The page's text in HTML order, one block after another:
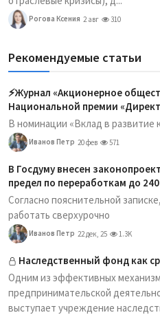
Рогова Ксения 2 авг 310
Рекомендуемые статьи
⚡️Журнал «Акционерное
Национальной премии
В номинации «Вклад в развитие
Иванов Петр 20 фев 571
В Госдуму внесен
предел по переработкам до
Согласно пояснительной
работать сверхурочно
Иванов Петр 22 дек, 25 1.3K
Наследственный фонд как
Одним из эффективных
предпринимательской
выступает учреждение